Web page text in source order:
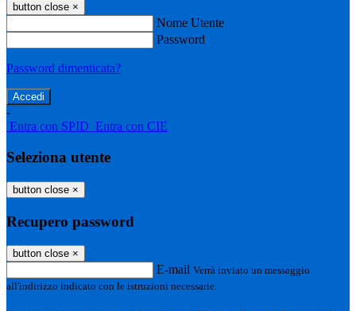
button close ×
Nome Utente
Password
Password dimenticata?
-
Entra con SPID Entra con CIE
Seleziona utente
button close ×
Recupero password
button close ×
E-mail Verrà inviato un messaggio
all'indirizzo indicato con le istruzioni necessarie.